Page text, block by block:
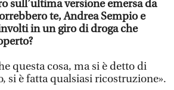
sull’ultima versione emersa da
te, Andrea Sempio e
in un giro di droga che
questa cosa, ma si è detto di
si è fatta qualsiasi ricostruzione».